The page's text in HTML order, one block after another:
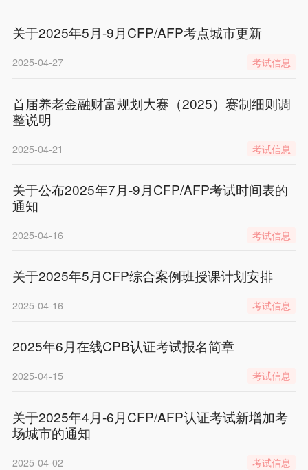
关于2025年5月-9月CFP/AFP考点城市更新
2025-04-27 考试信息
首届养老金融财富规划大赛（2025）赛制细则调
整说明
2025-04-21 考试信息
关于公布2025年7月-9月CFP/AFP考试时间表的
通知
2025-04-16 考试信息
关于2025年5月CFP综合案例班授课计划安排
2025-04-16 考试信息
2025年6月在线CPB认证考试报名简章
2025-04-15 考试信息
关于2025年4月-6月CFP/AFP认证考试新增加考
场城市的通知
2025-04-02 考试信息